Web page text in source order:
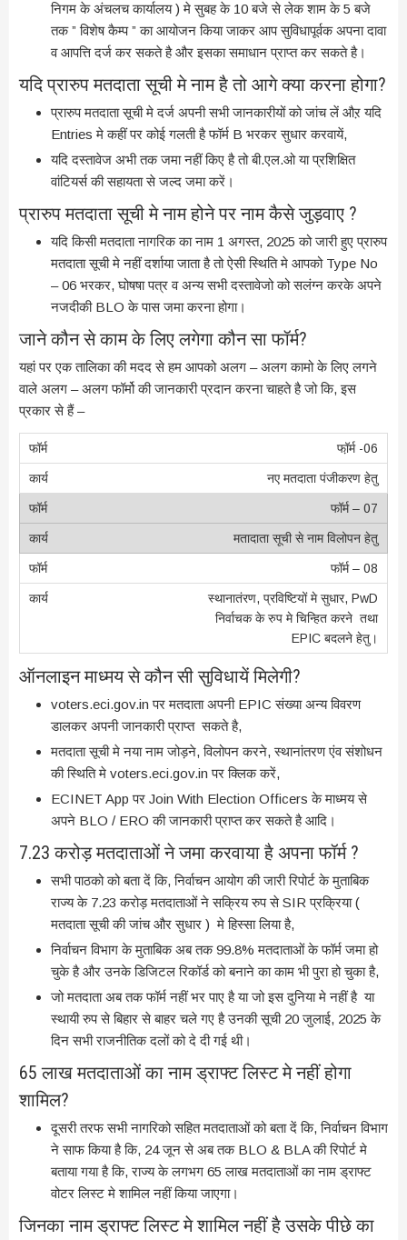
निगम के अंचलच कार्यालय ) मे सुबह के 10 बजे से लेक शाम के 5 बजे
तक ” विशेष कैम्प ” का आयोजन किया जाकर आप सुविधापूर्वक अपना दावा
व आपत्ति दर्ज कर सकते है और इसका समाधान प्राप्त कर सकते है।
यदि प्रारुप मतदाता सूची मे नाम है तो आगे क्या करना होगा?
प्रारुप मतदाता सूची मे दर्ज अपनी सभी जानकारीयों को जांच लें औऱ यदि
Entries मे कहीं पर कोई गलती है फॉर्म B भरकर सुधार करवायें,
यदि दस्तावेज अभी तक जमा नहीं किए है तो बी.एल.ओ या प्रशिक्षित
वांटियर्स की सहायता से जल्द जमा करें।
प्रारुप मतदाता सूची मे नाम होने पर नाम कैसे जुड़वाए ?
यदि किसी मतदाता नागरिक का नाम 1 अगस्त, 2025 को जारी हुए प्रारुप
मतदाता सूची मे नहीं दर्शाया जाता है तो ऐसी स्थिति मे आपको Type No
– 06 भरकर, घोषषा पत्र व अन्य सभी दस्तावेजो को सलंग्न करके अपने
नजदीकी BLO के पास जमा करना होगा।
जाने कौन से काम के लिए लगेगा कौन सा फॉर्म?
यहां पर एक तालिका की मदद से हम आपको अलग – अलग कामो के लिए लगने
वाले अलग – अलग फॉर्मो की जानकारी प्रदान करना चाहते है जो कि, इस
प्रकार से हैं –
फॉ़र्म -06
नए मतदाता पंजीकरण हेतु
फॉर्म – 07
मतादाता सूची से नाम विलोपन हेतु
फॉर्म – 08
स्थानातंरण, प्रविष्टियों मे सुधार, PwD
निर्वाचक के रुप मे चिन्हित करने तथा
EPIC बदलने हेतु।
ऑनलाइन माध्मय से कौन सी सुविधायें मिलेगी?
voters.eci.gov.in पर मतदाता अपनी EPIC संख्या अन्य विवरण
डालकर अपनी जानकारी प्राप्त सकते है,
मतदाता सूची मे नया नाम जोड़ने, विलोपन करने, स्थानांतरण एंव संशोधन
की स्थिति मे voters.eci.gov.in पर क्लिक करें,
ECINET App पर Join With Election Officers के माध्मय से
अपने BLO / ERO की जानकारी प्राप्त कर सकते है आदि।
7.23 करोड़ मतदाताओं ने जमा करवाया है अपना फॉर्म ?
सभी पाठको को बता दें कि, निर्वाचन आयोग की जारी रिपोर्ट के मुताबिक
राज्य के 7.23 करोड़ मतदाताओं ने सक्रिय रुप से SIR प्रक्रिया (
मतदाता सूची की जांच और सुधार ) मे हिस्सा लिया है,
निर्वाचन विभाग के मुताबिक अब तक 99.8% मतदाताओं के फॉर्म जमा हो
चुके है और उनके डिजिटल रिकॉर्ड को बनाने का काम भी पुरा हो चुका है,
जो मतदाता अब तक फॉर्म नहीं भर पाए है या जो इस दुनिया मे नहीं है या
स्थायी रुप से बिहार से बाहर चले गए है उनकी सूची 20 जुलाई, 2025 के
दिन सभी राजनीतिक दलों को दे दी गई थी।
65 लाख मतदाताओं का नाम ड्राफ्ट लिस्ट मे नहीं होगा
शामिल?
दूसरी तरफ सभी नागरिको सहित मतदाताओं को बता दें कि, निर्वाचन विभाग
ने साफ किया है कि, 24 जून से अब तक BLO & BLA की रिपोर्ट मे
बताया गया है कि, राज्य के लगभग 65 लाख मतदाताओं का नाम ड्राफ्ट
वोटर लिस्ट मे शामिल नहीं किया जाएगा।
जिनका नाम ड्राफ्ट लिस्ट मे शामिल नहीं है उसके पीछे का